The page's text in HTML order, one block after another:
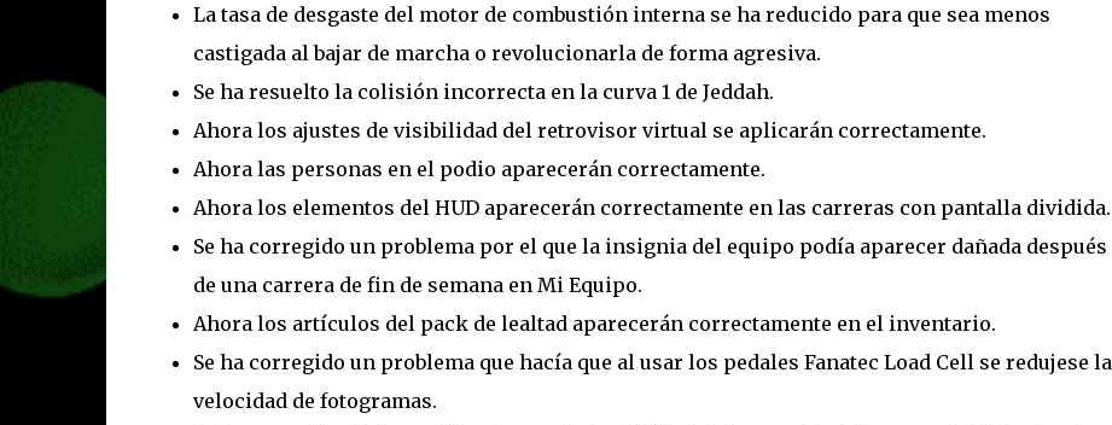
La tasa de desgaste del motor de combustión interna se ha reducido para que sea menos
castigada al bajar de marcha o revolucionarla de forma agresiva.
Se ha resuelto la colisión incorrecta en la curva 1 de Jeddah.
Ahora los ajustes de visibilidad del retrovisor virtual se aplicarán correctamente.
Ahora las personas en el podio aparecerán correctamente.
Ahora los elementos del HUD aparecerán correctamente en las carreras con pantalla dividida.
Se ha corregido un problema por el que la insignia del equipo podía aparecer dañada después
de una carrera de fin de semana en Mi Equipo.
Ahora los artículos del pack de lealtad aparecerán correctamente en el inventario.
Se ha corregido un problema que hacía que al usar los pedales Fanatec Load Cell se redujese la
velocidad de fotogramas.